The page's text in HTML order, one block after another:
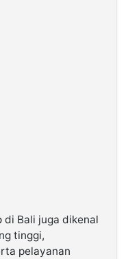
di Bali juga dikenal
tinggi,
pelayanan